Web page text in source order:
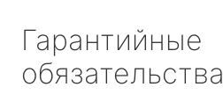
Гарантийные
обязательства